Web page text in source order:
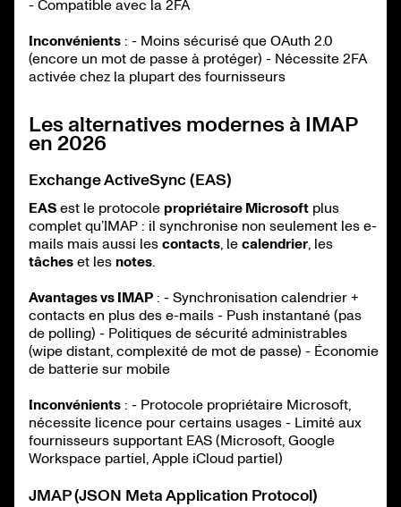
- Compatible avec la 2FA
Inconvénients : - Moins sécurisé que OAuth 2.0
(encore un mot de passe à protéger) - Nécessite 2FA
activée chez la plupart des fournisseurs
Les alternatives modernes à IMAP
en 2026
Exchange ActiveSync (EAS)
EAS est le protocole propriétaire Microsoft plus
complet qu’IMAP : il synchronise non seulement les e-
mails mais aussi les contacts, le calendrier, les
tâches et les notes.
Avantages vs IMAP : - Synchronisation calendrier +
contacts en plus des e-mails - Push instantané (pas
de polling) - Politiques de sécurité administrables
(wipe distant, complexité de mot de passe) - Économie
de batterie sur mobile
Inconvénients : - Protocole propriétaire Microsoft,
nécessite licence pour certains usages - Limité aux
fournisseurs supportant EAS (Microsoft, Google
Workspace partiel, Apple iCloud partiel)
JMAP (JSON Meta Application Protocol)